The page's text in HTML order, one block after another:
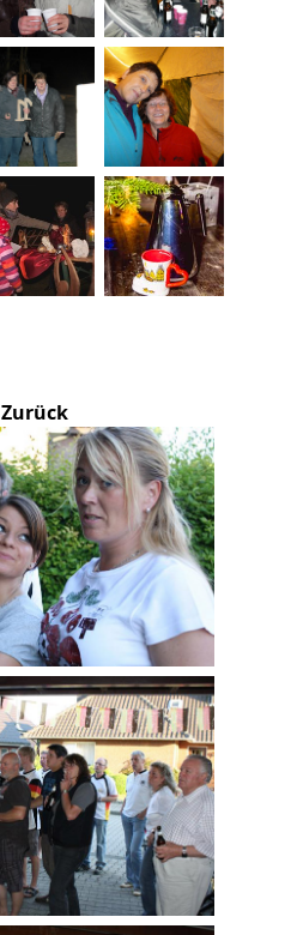
Zurück